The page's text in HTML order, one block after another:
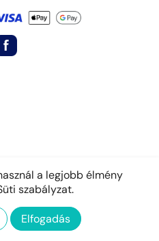
a legjobb élmény
szabályzat.
Elfogadás